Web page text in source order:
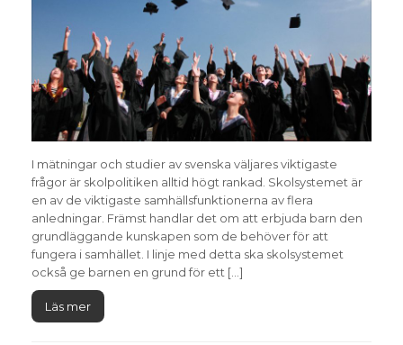
I mätningar och studier av svenska väljares viktigaste
frågor är skolpolitiken alltid högt rankad. Skolsystemet är
en av de viktigaste samhällsfunktionerna av flera
anledningar. Främst handlar det om att erbjuda barn den
grundläggande kunskapen som de behöver för att
fungera i samhället. I linje med detta ska skolsystemet
också ge barnen en grund för ett […]
Läs mer